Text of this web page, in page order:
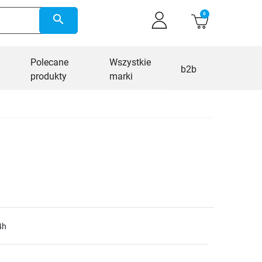
search 0
Polecane
produkty
Wszystkie
marki
b2b